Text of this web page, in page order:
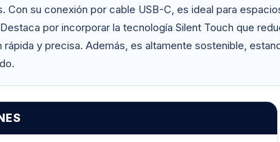
Con su conexión por cable USB-C, es ideal para
por incorporar la tecnología Silent Touch que
rápida y precisa. Además, es altamente sostenible,